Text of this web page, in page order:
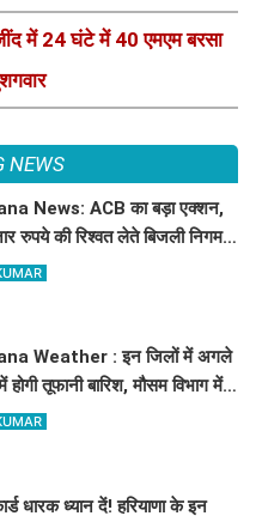
में 24 घंटे में 40 एमएम बरसा
NEWS
News: ACB का बड़ा एक्शन,
रुपये की रिश्वत लेते बिजली निगम
गिरफ्तार
Weather : इन जिलों में अगले
तूफानी बारिश, मौसम विभाग में
रेड अलर्ट
धारक ध्यान दें! हरियाणा के इन